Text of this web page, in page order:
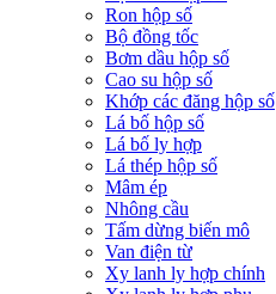
Ron hộp số
Bộ đồng tốc
Bơm dầu hộp số
Cao su hộp số
Khớp các đăng hộp số
Lá bố hộp số
Lá bố ly hợp
Lá thép hộp số
Mâm ép
Nhông cầu
Tấm dừng biến mô
Van điện từ
Xy lanh ly hợp chính